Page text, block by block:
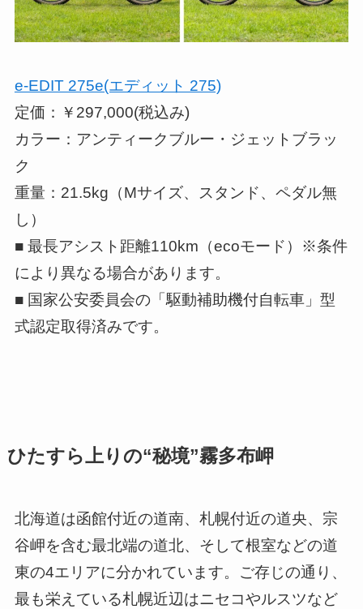
e-EDIT 275e(エディット 275)
定価：￥297,000(税込み)
カラー：アンティークブルー・ジェットブラッ
ク
重量：21.5kg（Mサイズ、スタンド、ペダル無
し）
■ 最長アシスト距離110km（ecoモード）※条件
により異なる場合があります。
■ 国家公安委員会の「駆動補助機付自転車」型
式認定取得済みです。
ひたすら上りの“秘境”霧多布岬
北海道は函館付近の道南、札幌付近の道央、宗
谷岬を含む最北端の道北、そして根室などの道
東の4エリアに分かれています。ご存じの通り、
最も栄えている札幌近辺はニセコやルスツなど